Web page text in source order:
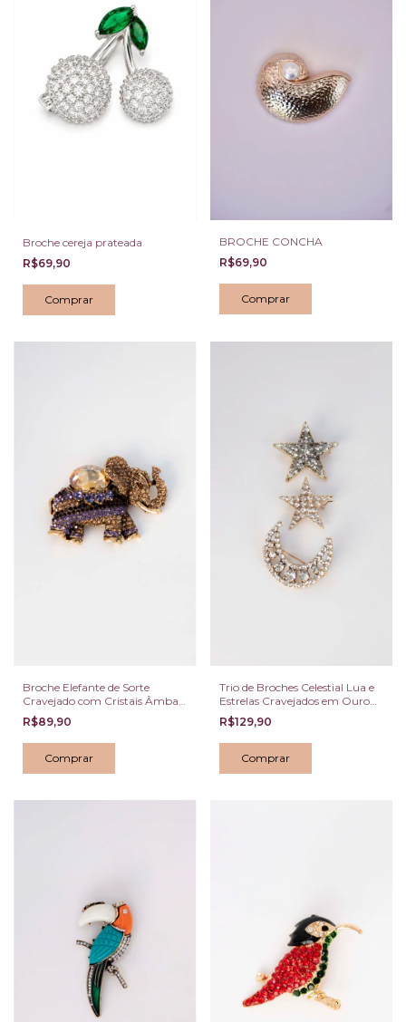
Broche cereja prateada
R$69,90
BROCHE CONCHA
R$69,90
Broche Elefante de Sorte
Cravejado com Cristais Âmbar
e Ametista
R$89,90
Trio de Broches Celestial Lua e
Estrelas Cravejados em Ouro
Velho e Prata Vintage
R$129,90